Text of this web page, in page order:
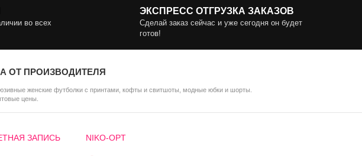
во всех
ЭКСПРЕСС ОТГРУЗКА ЗАКАЗОВ
Сделай заказ сейчас и уже сегодня он будет
готов!
ОТ ПРОИЗВОДИТЕЛЯ
женские футболки с принтами, кофты и свитшоты, модные юбки и шорты.
цены.
ЗАПИСЬ NIKO-OPT